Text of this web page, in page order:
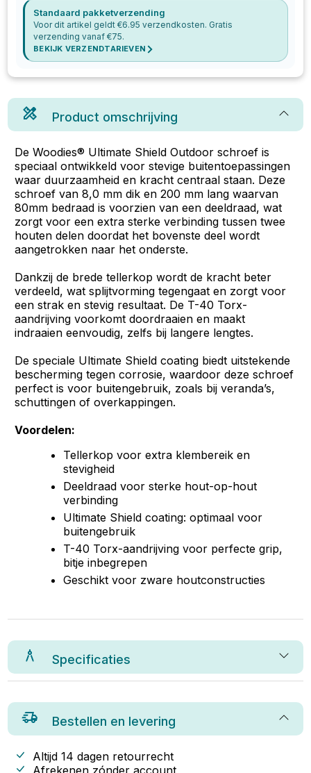
Standaard pakketverzending
Voor dit artikel geldt €6.95 verzendkosten. Gratis
verzending vanaf €75.
BEKIJK VERZENDTARIEVEN
Product omschrijving
De Woodies® Ultimate Shield Outdoor schroef is
speciaal ontwikkeld voor stevige buitentoepassingen
waar duurzaamheid en kracht centraal staan. Deze
schroef van 8,0 mm dik en 200 mm lang waarvan
80mm bedraad is voorzien van een deeldraad, wat
zorgt voor een extra sterke verbinding tussen twee
houten delen doordat het bovenste deel wordt
aangetrokken naar het onderste.
Dankzij de brede tellerkop wordt de kracht beter
verdeeld, wat splijtvorming tegengaat en zorgt voor
een strak en stevig resultaat. De T-40 Torx-
aandrijving voorkomt doordraaien en maakt
indraaien eenvoudig, zelfs bij langere lengtes.
De speciale Ultimate Shield coating biedt uitstekende
bescherming tegen corrosie, waardoor deze schroef
perfect is voor buitengebruik, zoals bij veranda’s,
schuttingen of overkappingen.
Voordelen:
Tellerkop voor extra klembereik en
stevigheid
Deeldraad voor sterke hout-op-hout
verbinding
Ultimate Shield coating: optimaal voor
buitengebruik
T-40 Torx-aandrijving voor perfecte grip,
bitje inbegrepen
Geschikt voor zware houtconstructies
Specificaties
Bestellen en levering
Altijd 14 dagen retourrecht
Afrekenen zónder account